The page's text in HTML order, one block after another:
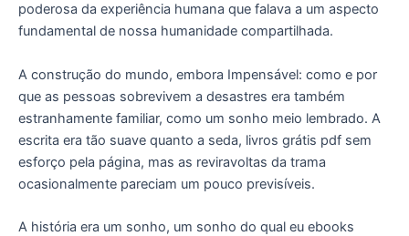
poderosa da experiência humana que falava a um aspecto
fundamental de nossa humanidade compartilhada.
A construção do mundo, embora Impensável: como e por
que as pessoas sobrevivem a desastres era também
estranhamente familiar, como um sonho meio lembrado. A
escrita era tão suave quanto a seda, livros grátis pdf sem
esforço pela página, mas as reviravoltas da trama
ocasionalmente pareciam um pouco previsíveis.
A história era um sonho, um sonho do qual eu ebooks